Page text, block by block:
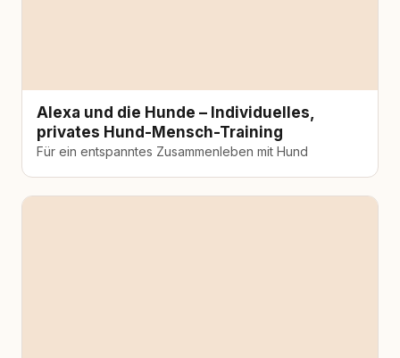
Alexa und die Hunde – Individuelles,
privates Hund-Mensch-Training
Für ein entspanntes Zusammenleben mit Hund